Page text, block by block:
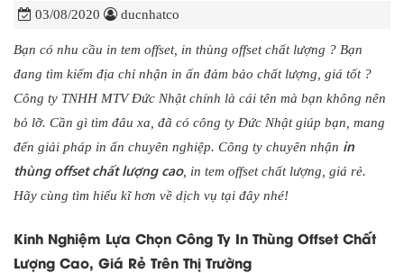
03/08/2020 ducnhatco
Bạn có nhu cầu in tem offset, in thùng offset chất lượng ? Bạn
đang tìm kiếm địa chỉ nhận in ấn đảm bảo chất lượng, giá tốt ?
Công ty TNHH MTV Đức Nhật chính là cái tên mà bạn không nên
bỏ lỡ. Cần gì tìm đâu xa, đã có công ty Đức Nhật giúp bạn, mang
đến giải pháp in ấn chuyên nghiệp. Công ty chuyên nhận in
thùng offset chất lượng cao, in tem offset chất lượng, giá rẻ.
Hãy cùng tìm hiểu kĩ hơn về dịch vụ tại đây nhé!
Kinh Nghiệm Lựa Chọn Công Ty In Thùng Offset Chất
Lượng Cao, Giá Rẻ Trên Thị Trường